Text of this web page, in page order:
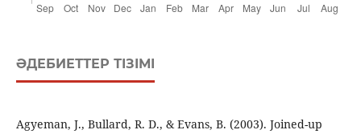
ӘДЕБИЕТТЕР ТІЗІМІ
Agyeman, J., Bullard, R. D., & Evans, B. (2003). Joined-up